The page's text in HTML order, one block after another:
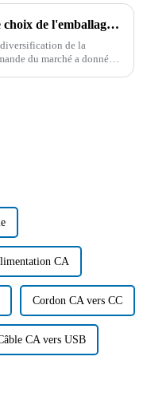
Le choix de l'emballage des câbles : pour répondre aux diverses demandes des consommateurs
de la
du marché a donné
CA
Cordon CA vers CC
CA vers USB